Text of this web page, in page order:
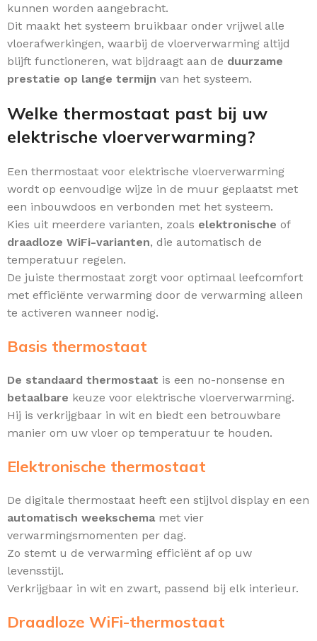
kunnen worden aangebracht.
Dit maakt het systeem bruikbaar onder vrijwel alle
vloerafwerkingen, waarbij de vloerverwarming altijd
blijft functioneren, wat bijdraagt aan de duurzame
prestatie op lange termijn van het systeem.
Welke thermostaat past bij uw
elektrische vloerverwarming?
Een thermostaat voor elektrische vloerverwarming
wordt op eenvoudige wijze in de muur geplaatst met
een inbouwdoos en verbonden met het systeem.
Kies uit meerdere varianten, zoals elektronische of
draadloze WiFi-varianten, die automatisch de
temperatuur regelen.
De juiste thermostaat zorgt voor optimaal leefcomfort
met efficiënte verwarming door de verwarming alleen
te activeren wanneer nodig.
Basis thermostaat
De standaard thermostaat is een no-nonsense en
betaalbare keuze voor elektrische vloerverwarming.
Hij is verkrijgbaar in wit en biedt een betrouwbare
manier om uw vloer op temperatuur te houden.
Elektronische thermostaat
De digitale thermostaat heeft een stijlvol display en een
automatisch weekschema met vier
verwarmingsmomenten per dag.
Zo stemt u de verwarming efficiënt af op uw
levensstijl.
Verkrijgbaar in wit en zwart, passend bij elk interieur.
Draadloze WiFi-thermostaat